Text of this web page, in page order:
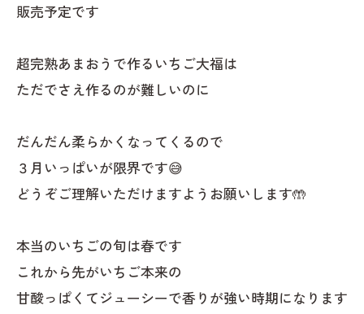
販売予定です
超完熟あまおうで作るいちご大福は
ただでさえ作るのが難しいのに
だんだん柔らかくなってくるので
３月いっぱいが限界です😅
どうぞご理解いただけますようお願いします🤲
本当のいちごの旬は春です
これから先がいちご本来の
甘酸っぱくてジューシーで香りが強い時期になります